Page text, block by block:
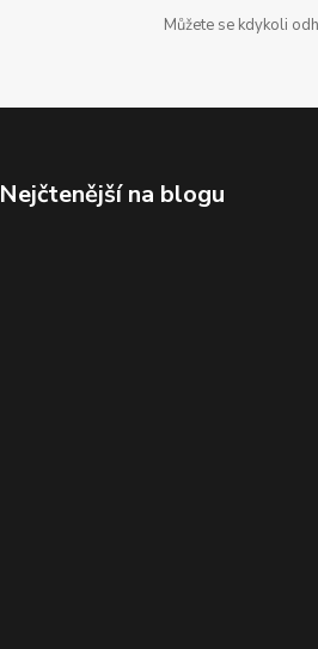
Můžete se kdykoli
Nejčtenější na blogu